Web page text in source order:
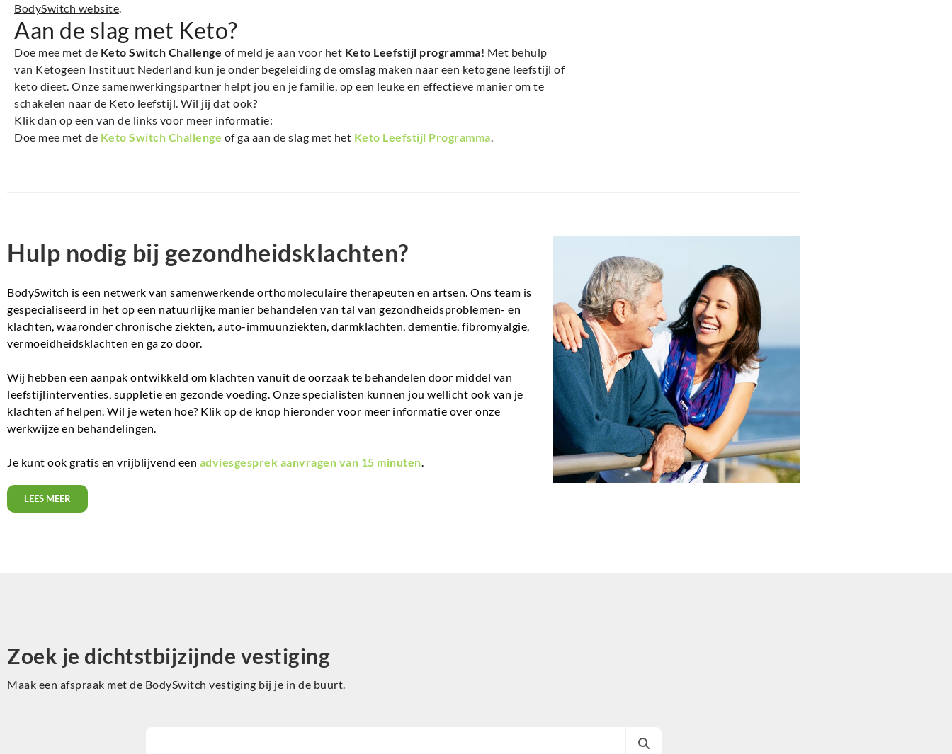
BodySwitch website
Aan de slag met Keto?
Doe mee met de Keto Switch Challenge of meld je aan voor het Keto Leefstijl programma! Met behulp
van Ketogeen Instituut Nederland kun je onder begeleiding de omslag maken naar een ketogene leefstijl of
keto dieet. Onze samenwerkingspartner helpt jou en je familie, op een leuke en effectieve manier om te
schakelen naar de Keto leefstijl. Wil jij dat ook?
Klik dan op een van de links voor meer informatie:
Doe mee met de Keto Switch Challenge of ga aan de slag met het Keto Leefstijl Programma
Hulp nodig bij gezondheidsklachten?
BodySwitch is een netwerk van samenwerkende orthomoleculaire therapeuten en artsen. Ons team is
gespecialiseerd in het op een natuurlijke manier behandelen van tal van gezondheidsproblemen- en
klachten, waaronder chronische ziekten, auto-immuunziekten, darmklachten, dementie, fibromyalgie,
vermoeidheidsklachten en ga zo door.
Wij hebben een aanpak ontwikkeld om klachten vanuit de oorzaak te behandelen door middel van
leefstijlinterventies, suppletie en gezonde voeding. Onze specialisten kunnen jou wellicht ook van je
klachten af helpen. Wil je weten hoe? Klik op de knop hieronder voor meer informatie over onze
werkwijze en behandelingen.
Je kunt ook gratis en vrijblijvend een adviesgesprek aanvragen van 15 minuten
LEES MEER
Zoek je dichtstbijzijnde vestiging
Maak een afspraak met de BodySwitch vestiging bij je in de buurt.